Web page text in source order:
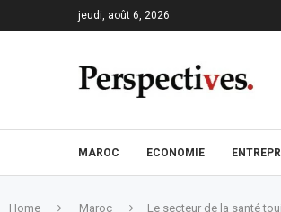
jeudi, août 6, 2026
MAROC ECONOMIE
Home Maroc Le secteur de la santé